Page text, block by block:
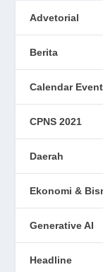
Advetorial
Berita
Calendar Event
CPNS 2021
Daerah
Ekonomi &
Generative AI
Headline